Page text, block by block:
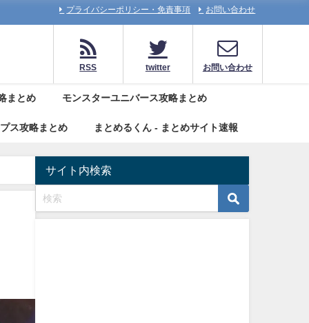
プライバシーポリシー・免責事項 お問い合わせ
RSS twitter お問い合わせ
まとめ モンスターユニバース攻略まとめ
ス攻略まとめ まとめるくん - まとめサイト速報
サイト内検索